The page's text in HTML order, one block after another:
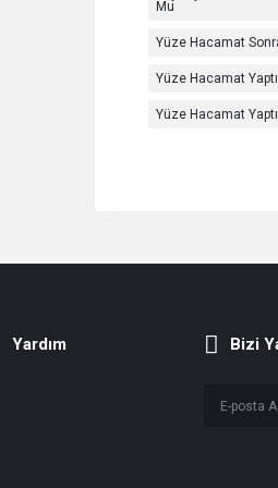
Mu
Yüze Hacamat
Yüze Hacamat
Yüze Hacamat
Yardım Bizi